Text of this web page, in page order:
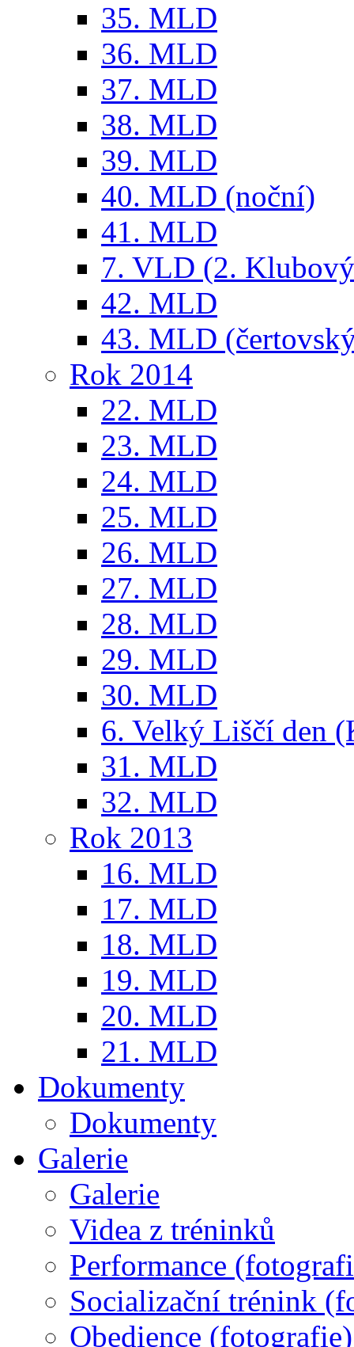
35. MLD
36. MLD
37. MLD
38. MLD
39. MLD
40. MLD (noční)
41. MLD
7. VLD (2.
42. MLD
43. MLD
Rok 2014
22. MLD
23. MLD
24. MLD
25. MLD
26. MLD
27. MLD
28. MLD
29. MLD
30. MLD
6. Velký Liščí den
31. MLD
32. MLD
Rok 2013
16. MLD
17. MLD
18. MLD
19. MLD
20. MLD
21. MLD
Dokumenty
Dokumenty
Galerie
Galerie
Videa z tréninků
Performance
Socializační trénink
Obedience (fotografie)